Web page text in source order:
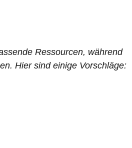
Ressourcen, während
Hier sind einige Vorschläge: